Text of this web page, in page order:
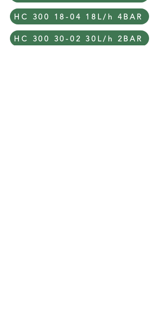
HC 300 18-04 18L/h 4BAR
HC 300 30-02 30L/h 2BAR